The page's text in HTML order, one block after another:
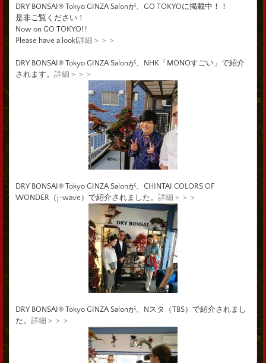
DRY BONSAI® Tokyo GINZA Salonが、GO TOKYOに掲載中！！
是非ご覧ください！
Now on GO TOKYO! !
Please have a look!詳細＞＞＞
DRY BONSAI® Tokyo GINZA Salonが、NHK「MONOすごい」で紹介
されます。 詳細＞＞＞
DRY BONSAI® Tokyo GINZA Salonが、CHINTAI COLORS OF
WONDER（j-wave）で紹介されました。 詳細＞＞＞
DRY BONSAI® Tokyo GINZA Salonが、Nスタ（TBS）で紹介されまし
た。 詳細＞＞＞